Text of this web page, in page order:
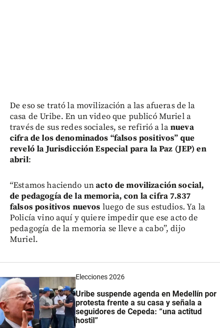
De eso se trató la movilización a las afueras de la
casa de Uribe. En un video que publicó Muriel a
través de sus redes sociales, se refirió a lanueva
cifra de los denominados “falsos positivos” que
reveló la Jurisdicción Especial para la Paz (JEP) en
abril:
“Estamos haciendo unacto de movilización social,
de pedagogía de la memoria, con la cifra 7.837
falsos positivos nuevos luego de sus estudios. Ya la
Policía vino aquí y quiere impedir que ese acto de
pedagogía de la memoria se lleve a cabo”, dijo
Muriel.
Elecciones 2026
Uribe suspende agenda en Medellín por
protesta frente a su casa y señala a
seguidores de Cepeda: “una actitud
hostil”